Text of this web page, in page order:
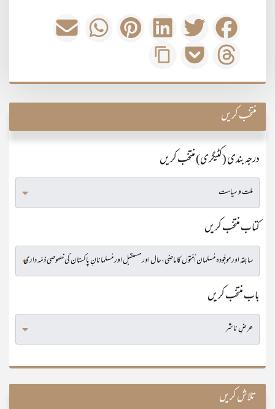
منتخب کریں
درجہ بندی (کٹیگری) منتخب کریں
کتاب منتخب کریں
باب منتخب کریں
تلاش کریں